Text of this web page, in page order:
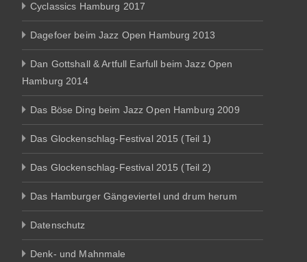
Cyclassics Hamburg 2017
Dagefoer beim Jazz Open Hamburg 2013
Dan Gottshall & Artfull Earfull beim Jazz Open
Hamburg 2014
Das Böse Ding beim Jazz Open Hamburg 2009
Das Glockenschlag-Festival 2015 (Teil 1)
Das Glockenschlag-Festival 2015 (Teil 2)
Das Hamburger Gängeviertel und drum herum
Datenschutz
Denk- und Mahnmale